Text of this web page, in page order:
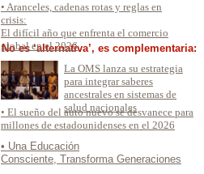
• Una Educación
Consciente, Transforma Generaciones
No es ‘alternativa’, es complementaria:
La OMS lanza su estrategia
para integrar saberes
ancestrales en sistemas de
salud nacionales
• El sueño del auto nuevo se desvanece para
millones de estadounidenses en el 2026
• Aranceles, cadenas rotas y reglas en
crisis:
El difícil año que enfrenta el comercio
global en el 2026